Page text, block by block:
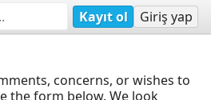
Kayıt ol Giriş yap
concerns, or wishes to
the form below. We look